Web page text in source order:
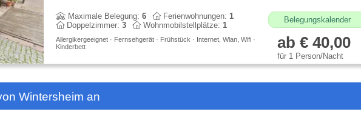
Maximale Belegung: 6 Ferienwohnungen: 1
Doppelzimmer: 3 Wohnmobilstellplätze: 1
Allergikergeeignet · Fernsehgerät · Frühstück · Internet, Wlan, Wifi ·
Kinderbett
Belegungskalender
ab € 40,00
für 1 Person/Nacht
Wintersheim an